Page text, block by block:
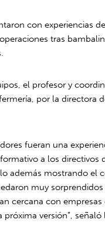
con experiencias
tras
el profesor y
por la directora
fueran una
a los directivos
además mostrando el
muy
cercana con
versión”,